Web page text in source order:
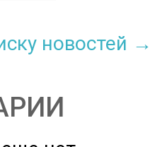
новостей →